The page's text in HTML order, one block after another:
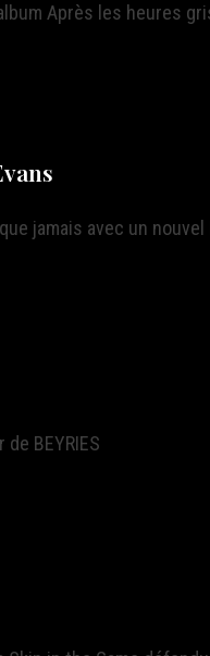
Après les heures
jamais avec un
BEYRIES